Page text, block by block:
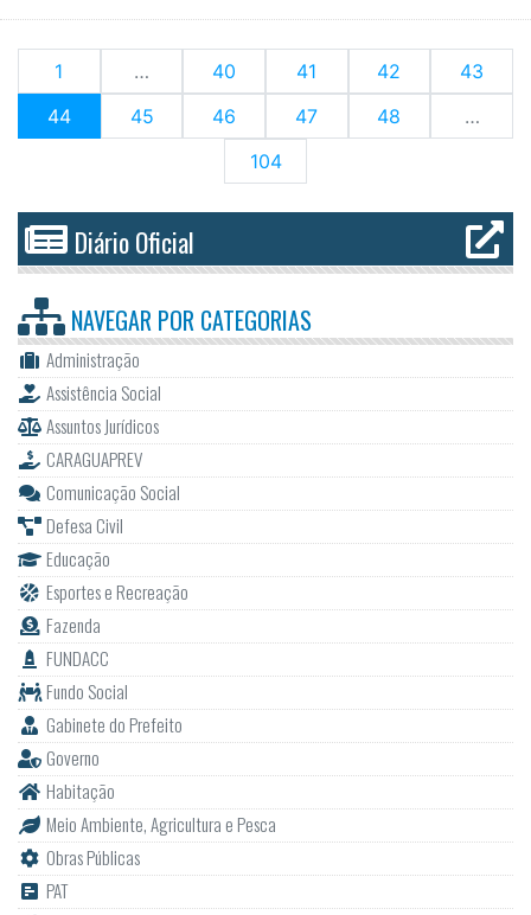
1 … 40 41 42
43
44(current)
45 46 47 48
…
104
Diário Oficial
NAVEGAR POR CATEGORIAS
Administração
Assistência Social
Assuntos Jurídicos
CARAGUAPREV
Comunicação Social
Defesa Civil
Educação
Esportes e Recreação
Fazenda
FUNDACC
Fundo Social
Gabinete do Prefeito
Governo
Habitação
Meio Ambiente, Agricultura e Pesca
Obras Públicas
PAT